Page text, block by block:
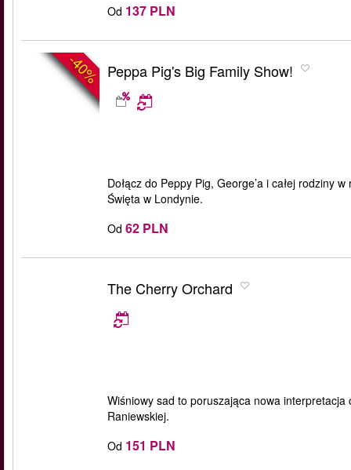
Od 137 PLN
-40% Peppa Pig's Big Family Show!
Dołącz do Peppy Pig, George’a i całej rodziny
Święta w Londynie.
Od 62 PLN
The Cherry Orchard
Wiśniowy sad to poruszająca nowa
Raniewskiej.
Od 151 PLN